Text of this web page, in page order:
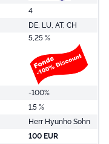
4
DE, LU, AT, CH
5,25 %
-100%
1.5 %
Herr Hyunho Sohn
100 EUR